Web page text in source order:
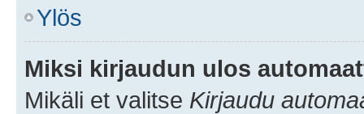
Ylös
Miksi kirjaudun ulos
Mikäli et valitse Kirjaudu